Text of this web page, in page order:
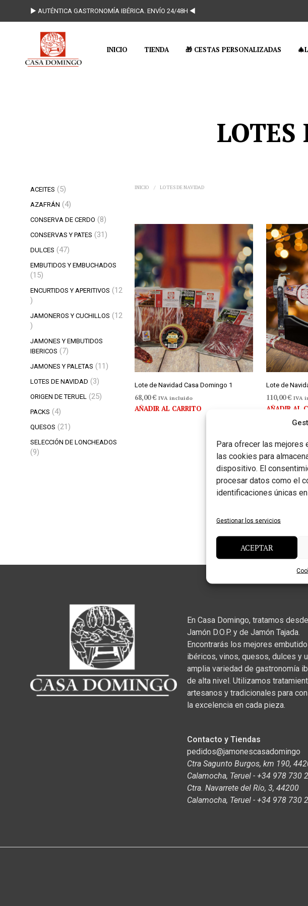
Para ofrecer las mejores
las cookies para
dispositivo. El
procesar datos como el
identificaciones únicas
Gestionar los servicios
ACEPTAR
► AUTÉNTICA GASTRONOMÍA IBÉRICA. ENVÍO 24/48H ◄
INICIO TIENDA 🎁 CESTAS PERSONALIZADAS
LOTES
ACEITES 55
productos
AZAFRÁN 44
productos
CONSERVA DE CERDO 88
productos
CONSERVAS Y PATES 31 31
productos
DULCES 4747
EMBUTIDOS Y EMBUCHADOS
1515
ENCURTIDOS Y APERITIVOS
12
12
JAMONEROS Y CUCHILLOS
12
12
JAMONES Y EMBUTIDOS
IBERICOS
77
productos
JAMONES Y PALETAS 11 11
LOTES DE NAVIDAD 33
productos
ORIGEN DE TERUEL 2525
PACKS 44
productos
QUESOS 21 21
SELECCIÓN DE LONCHEADOS
99
INICIO / LOTES DE NAVIDAD
Lote de Navidad Casa Domingo 1
68,00€ IVA incluido
AÑADIR AL CARRITO
Lote de
110,00€ IVA
AÑADIR AL
En Casa Domingo, tratamos
Jamón D.O.P. y de Jamón Tajada.
Encontrarás los mejores
ibéricos, vinos, quesos, dulces y
amplia variedad de gastronomía
de alta nivel. Utilizamos
artesanos y tradicionales para
la excelencia en cada pieza.
Contacto y Tiendas
pedidos@jamonescasadomingo
Ctra Sagunto Burgos, km 190,
Calamocha, Teruel - +34 978 730
Ctra. Navarrete del Río, 3, 44200
Calamocha, Teruel - +34 978 730